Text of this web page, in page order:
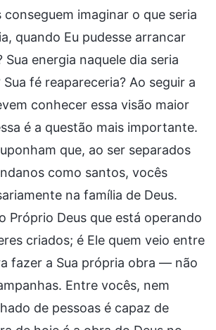
conseguem imaginar o que seria
quando Eu pudesse arrancar
energia naquele dia seria
fé reapareceria? Ao seguir a
conhecer essa visão maior
é a questão mais importante.
que, ao ser separados
como santos, vocês
na família de Deus.
Próprio Deus que está operando
criados; é Ele quem veio entre
fazer a Sua própria obra — não
Entre vocês, nem
de pessoas é capaz de